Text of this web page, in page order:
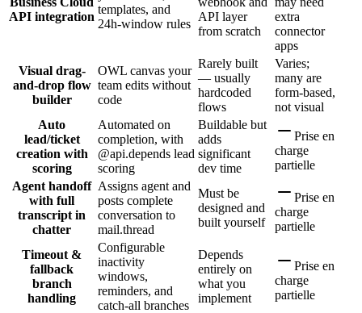
API integration
templates, and
24h-window rules
API layer
from scratch
extra
connector
apps
Visual drag-
and-drop flow
builder
OWL canvas your
team edits without
code
Rarely built
— usually
hardcoded
flows
Varies;
many are
form-based,
not visual
Auto
lead/ticket
creation with
scoring
Automated on
completion, with
@api.depends lead
scoring
Buildable but
adds
significant
dev time
Prise en
charge
partielle
Agent handoff
with full
transcript in
chatter
Assigns agent and
posts complete
conversation to
mail.thread
Must be
designed and
built yourself
Prise en
charge
partielle
Timeout &
fallback
branch
handling
Configurable
inactivity
windows,
reminders, and
catch-all branches
Depends
entirely on
what you
implement
Prise en
charge
partielle